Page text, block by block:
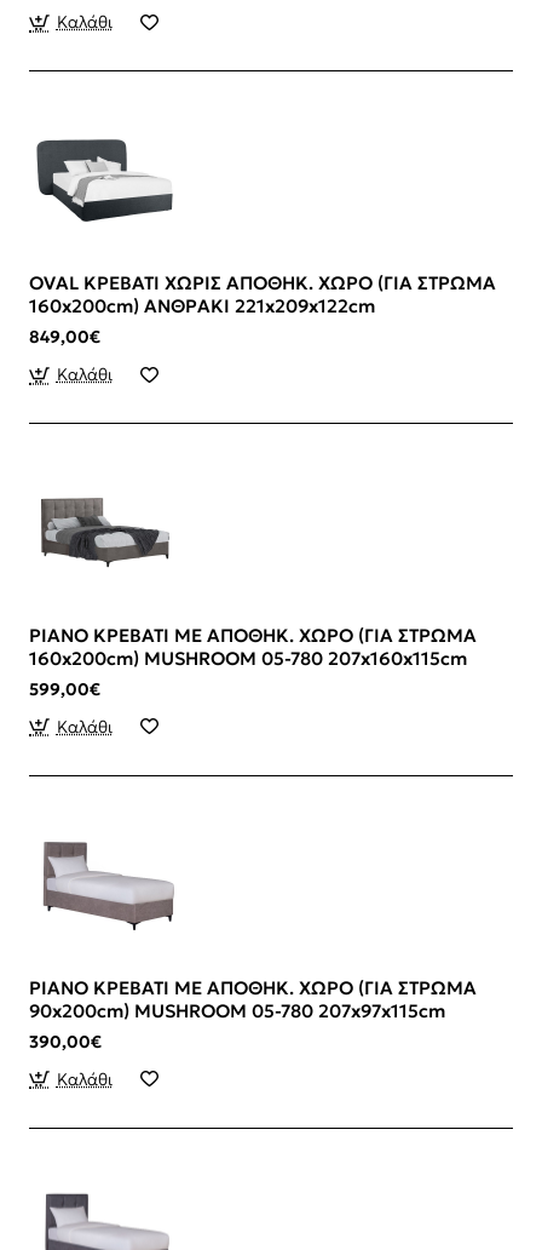
Καλάθι
OVAL ΚΡΕΒΑΤΙ ΧΩΡΙΣ ΑΠΟΘΗΚ. ΧΩΡΟ (ΓΙΑ ΣΤΡΩΜΑ
160x200cm) ΑΝΘΡΑΚΙ 221x209x122cm
849,00€
Καλάθι
PIANO ΚΡΕΒΑΤΙ ΜΕ ΑΠΟΘΗΚ. ΧΩΡΟ (ΓΙΑ ΣΤΡΩΜΑ
160x200cm) MUSHROOM 05-780 207x160x115cm
599,00€
Καλάθι
PIANO ΚΡΕΒΑΤΙ ΜΕ ΑΠΟΘΗΚ. ΧΩΡΟ (ΓΙΑ ΣΤΡΩΜΑ
90x200cm) MUSHROOM 05-780 207x97x115cm
390,00€
Καλάθι